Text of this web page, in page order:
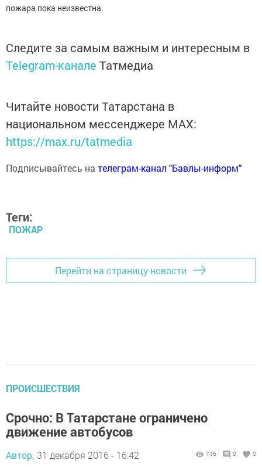
пожара пока неизвестна.
Следите за самым важным и интересным в
Telegram-канале Татмедиа
Читайте новости Татарстана в
национальном мессенджере MАХ:
https://max.ru/tatmedia
Подписывайтесь на телеграм-канал "Бавлы-информ"
Теги:
ПОЖАР
Перейти на страницу новости
ПРОИСШЕСТВИЯ
Срочно: В Татарстане ограничено
движение автобусов
Автор, 31 декабря 2016 - 16:42 746 0 0